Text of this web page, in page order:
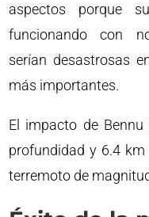
aspectos porque
funcionando con
serían desastrosas
más importantes.
El impacto de
profundidad y 6.4
terremoto de